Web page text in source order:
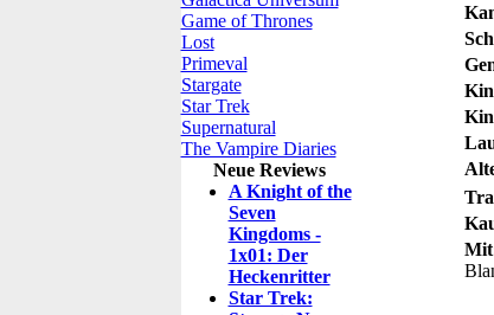
Game of Thrones
Lost
Primeval
Stargate
Star Trek
Supernatural
The Vampire Diaries
Neue Reviews
A Knight of the
Seven
Kingdoms -
1x01: Der
Heckenritter
Star Trek: